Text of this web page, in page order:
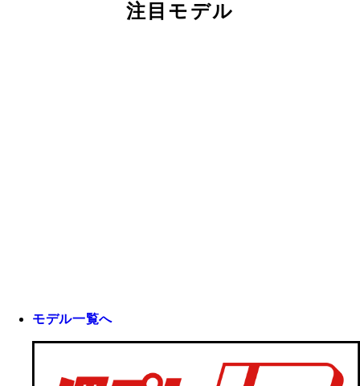
注目モデル
モデル一覧へ